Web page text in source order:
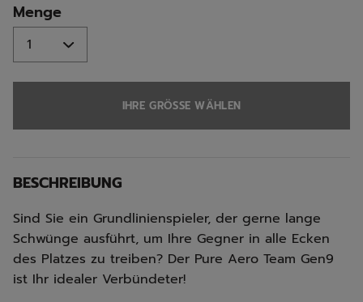
Menge
IHRE GRÖSSE WÄHLEN
BESCHREIBUNG
Sind Sie ein Grundlinienspieler, der gerne lange
Schwünge ausführt, um Ihre Gegner in alle Ecken
des Platzes zu treiben? Der Pure Aero Team Gen9
ist Ihr idealer Verbündeter!